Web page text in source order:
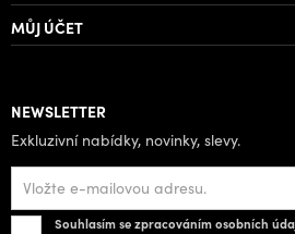
MŮJ ÚČET
NEWSLETTER
Exkluzivní nabídky, novinky, slevy.
Souhlasím se zpracováním osobních